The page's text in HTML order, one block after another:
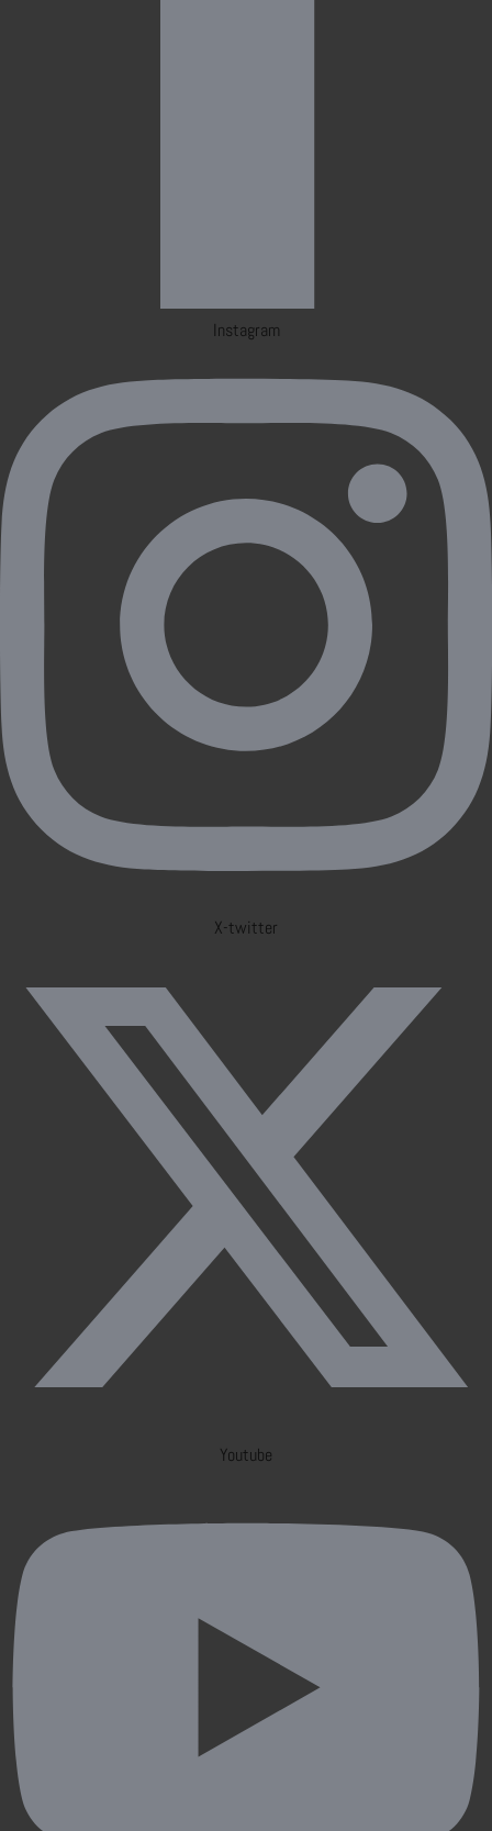
Instagram
X-twitter
Youtube